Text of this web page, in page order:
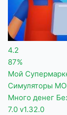
4.2
87%
Мой
Симуляторы
Много денег
7.0 v1.32.0